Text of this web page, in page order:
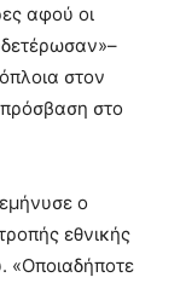
αφού οι
στον
στο
ο
εθνικής
«Οποιαδήποτε